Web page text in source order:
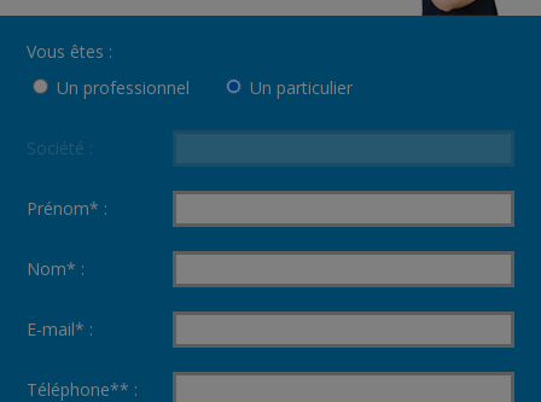
Vous êtes :
Un professionnel
Un particulier
Société :
Prénom* :
Nom* :
E-mail* :
Téléphone** :